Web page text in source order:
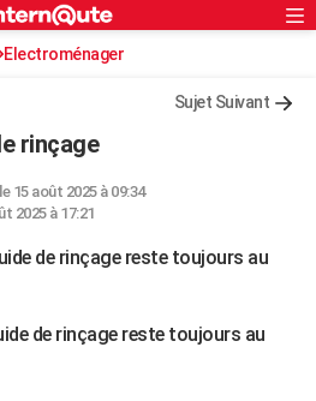
S'inscrire
Connexion
Electroménager
Sujet Suivant
rinçage
15 août 2025 à 09:34
2025 à 17:21
de rinçage reste toujours au
de rinçage reste toujours au